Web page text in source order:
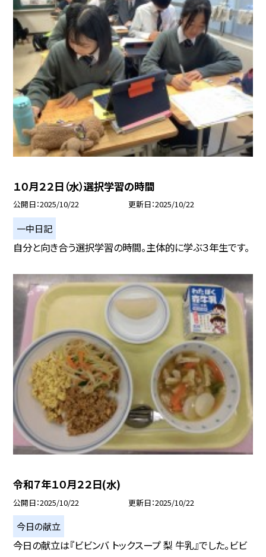
１０月２２日（水）選択学習の時間
公開日 2025/10/22 更新日 2025/10/22
一中日記
自分と向き合う選択学習の時間。主体的に学ぶ３年生です。
令和７年１０月２２日(水)
公開日 2025/10/22 更新日 2025/10/22
今日の献立
今日の献立は『ビビンバ トックスープ 梨 牛乳』でした。ビビ